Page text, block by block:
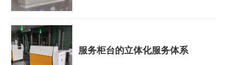
服务柜台的立体化服务体系